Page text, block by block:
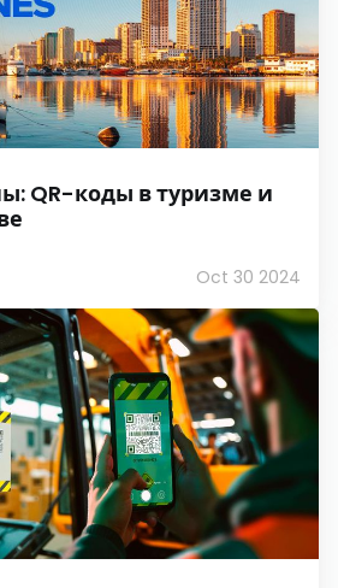
QR-коды в туризме и
Oct 30 2024